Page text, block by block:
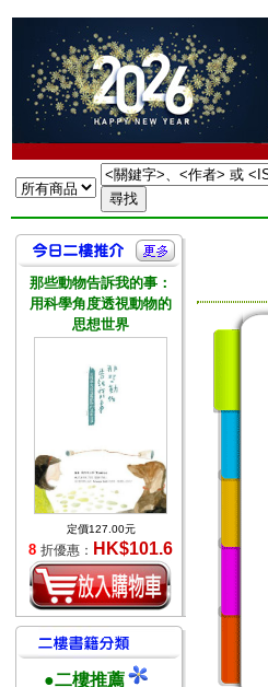
那些動物告訴我的事：
用科學角度透視動物的
思想世界
定價127.00元
8 折優惠： HK$101.6
●二樓推薦